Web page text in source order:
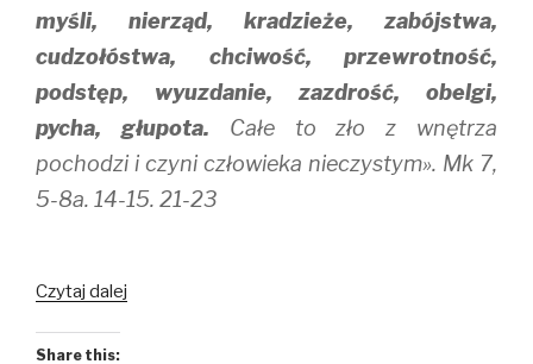
myśli, nierząd, kradzieże, zabójstwa,
cudzołóstwa, chciwość, przewrotność,
podstęp, wyuzdanie, zazdrość, obelgi,
pycha, głupota. Całe to zło z wnętrza
pochodzi i czyni człowieka nieczystym». Mk 7,
5-8a. 14-15. 21-23
Czytaj dalej
Share this: